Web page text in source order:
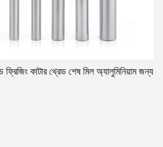
ফ্রিজিং কাটার থ্রেড শেষ মিল অ্যালুমিনিয়াম জন্য